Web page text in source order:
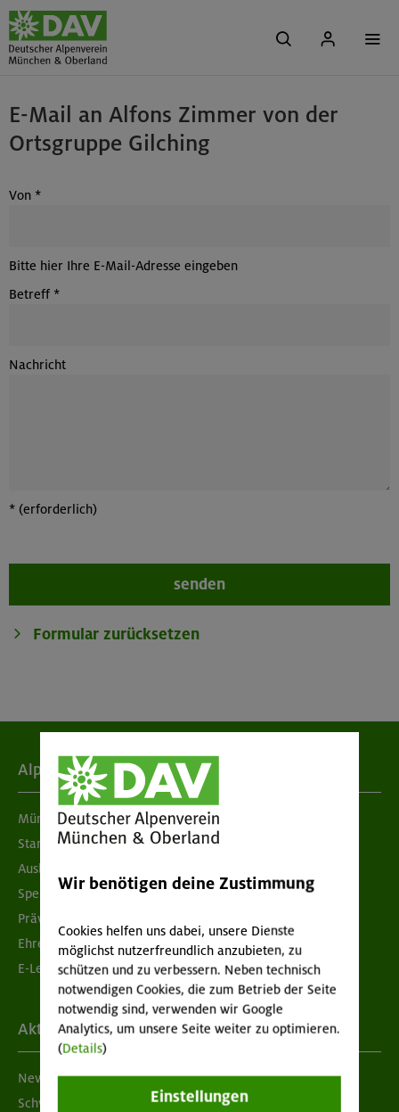
E-Mail an Alfons Zimmer von der
Ortsgruppe Gilching
Von *
Bitte hier Ihre E-Mail-Adresse eingeben
Betreff *
Nachricht
* (erforderlich)
Alpenverein
München & Oberland
Standorte
Ausbildung & Jobs
Spenden
Prävention sexualisierter Gewalt
Ehrenamtsbörse
E-Learning
Aktuelles
Newsletter
Schwarzes Brett
Wir benötigen deine Zustimmung
Cookies helfen uns dabei, unsere Dienste
möglichst nutzerfreundlich anzubieten, zu
schützen und zu verbessern. Neben technisch
notwendigen Cookies, die zum Betrieb der Seite
notwendig sind, verwenden wir Google
Analytics, um unsere Seite weiter zu optimieren.
(Details)
Einstellungen